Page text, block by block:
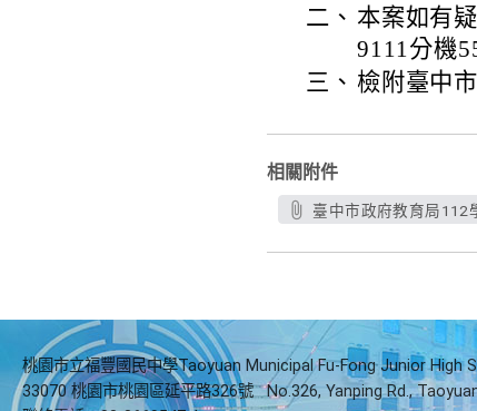
二、 本案如有
9111分機
三、 檢附臺中
相關附件
臺中市政府教育局112
桃園市立福豐國民中學Taoyuan Municipal Fu-Fong Junior High
33070 桃園市桃園區延平路326號
No.326, Yanping Rd.,